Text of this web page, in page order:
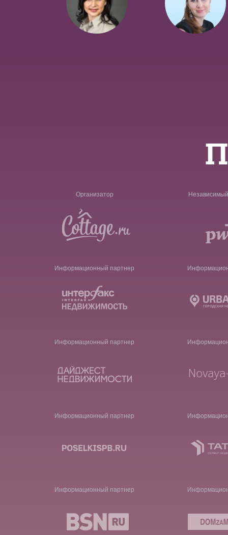
Организатор
Информационный партнер
Информационный партнер
Информационный партнер
Информационный партнер